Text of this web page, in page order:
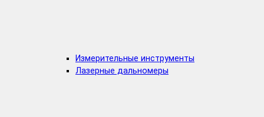
Измерительные инструменты
Лазерные дальномеры